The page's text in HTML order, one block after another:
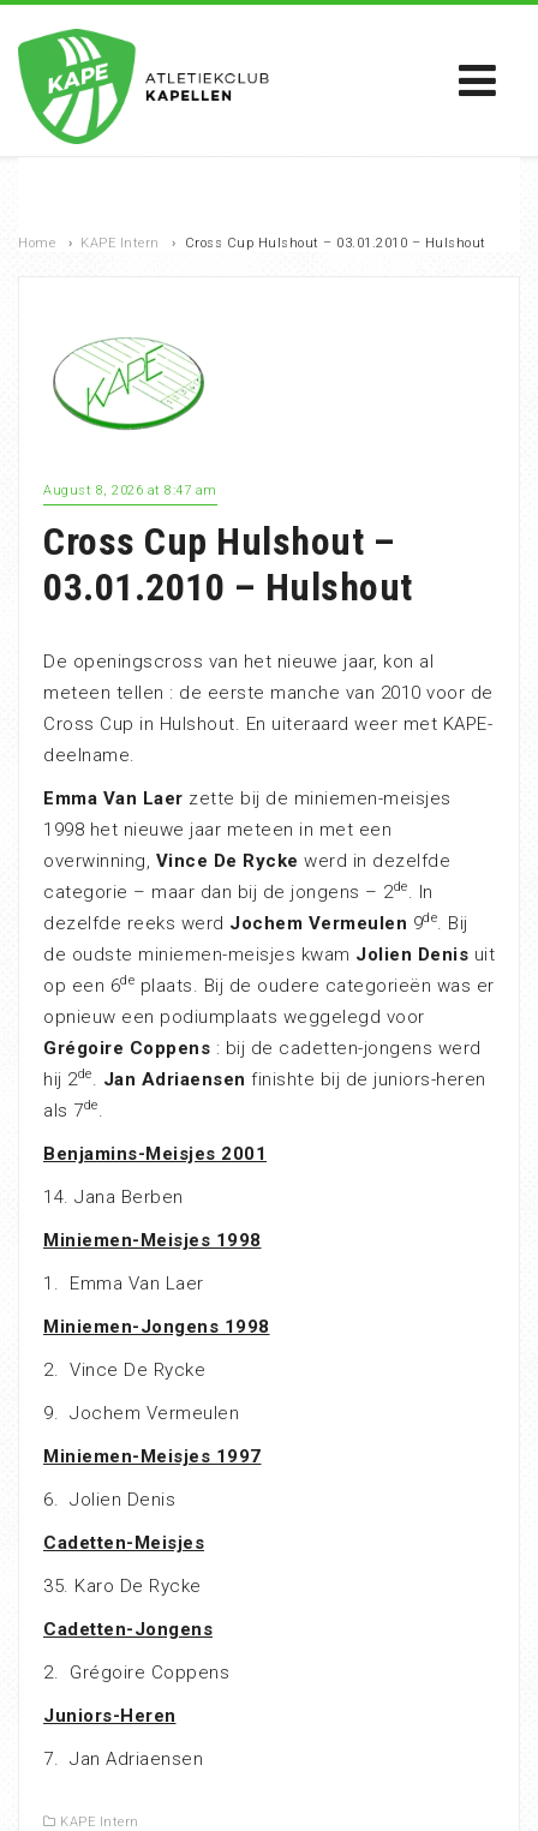
Home › KAPE Intern › Cross Cup Hulshout – 03.01.2010 – Hulshout
August 8, 2026 at 8:47 am
Cross Cup Hulshout –
03.01.2010 – Hulshout
De openingscross van het nieuwe jaar, kon al
meteen tellen : de eerste manche van 2010 voor de
Cross Cup in Hulshout. En uiteraard weer met KAPE-
deelname.
Emma Van Laer zette bij de miniemen-meisjes
1998 het nieuwe jaar meteen in met een
overwinning, Vince De Rycke werd in dezelfde
categorie – maar dan bij de jongens – 2de. In
dezelfde reeks werd Jochem Vermeulen 9de. Bij
de oudste miniemen-meisjes kwam Jolien Denis uit
op een 6de plaats. Bij de oudere categorieën was er
opnieuw een podiumplaats weggelegd voor
Grégoire Coppens : bij de cadetten-jongens werd
hij 2de. Jan Adriaensen finishte bij de juniors-heren
als 7de.
Benjamins-Meisjes 2001
14. Jana Berben
Miniemen-Meisjes 1998
1. Emma Van Laer
Miniemen-Jongens 1998
2. Vince De Rycke
9. Jochem Vermeulen
Miniemen-Meisjes 1997
6. Jolien Denis
Cadetten-Meisjes
35. Karo De Rycke
Cadetten-Jongens
2. Grégoire Coppens
Juniors-Heren
7. Jan Adriaensen
KAPE Intern